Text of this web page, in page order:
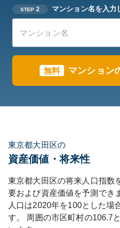
STEP 2 マンション名を入力
無料 マンション
東京都大田区の
資産価値・将来性
東京都大田区の将来人口指数
要および資産価値を予測でき
人口は2020年を100とした場
す。
周囲の市区町村の106.7